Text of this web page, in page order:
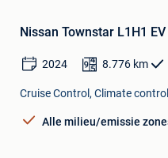
Nissan Townstar L1H1
2024 8.776 km
Cruise Control, Climate
Alle milieu/emissie